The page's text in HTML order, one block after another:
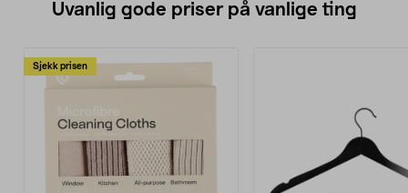
Uvanlig gode priser på vanlige ting
Sjekk prisen